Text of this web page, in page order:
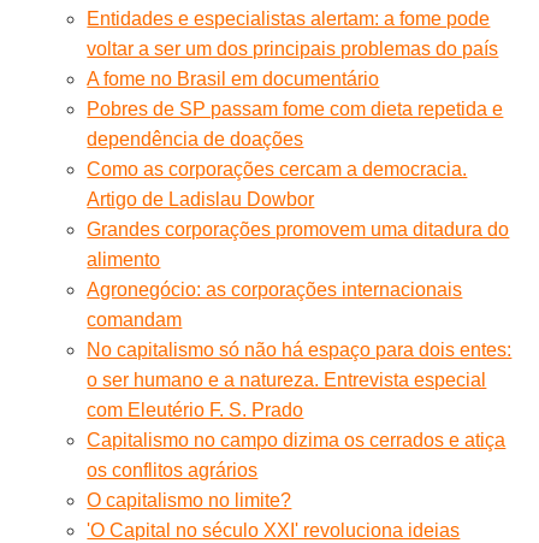
Entidades e especialistas alertam: a fome pode
voltar a ser um dos principais problemas do país
A fome no Brasil em documentário
Pobres de SP passam fome com dieta repetida e
dependência de doações
Como as corporações cercam a democracia.
Artigo de Ladislau Dowbor
Grandes corporações promovem uma ditadura do
alimento
Agronegócio: as corporações internacionais
comandam
No capitalismo só não há espaço para dois entes:
o ser humano e a natureza. Entrevista especial
com Eleutério F. S. Prado
Capitalismo no campo dizima os cerrados e atiça
os conflitos agrários
O capitalismo no limite?
'O Capital no século XXI' revoluciona ideias